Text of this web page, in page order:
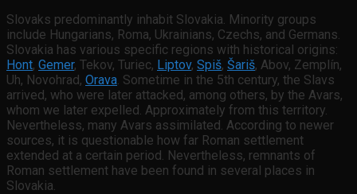
Slovaks predominantly inhabit Slovakia. Minority groups
include Hungarians, Roma, Ukrainians, Czechs, and Germans.
Slovakia has various specific regions with historical origins:
Hont, Gemer, Tekov, Turiec, Liptov, Spiš, Šariš, Abov, Zemplín,
Uh, Novohrad, Orava . Sometime in the 5th century, the Slavs
arrived, who were later attacked, among others, by the Avars,
whom we later expelled. Approximately from this territory.
Nevertheless, many Avars assimilated. According to newer
sources, it is questionable how far Roman settlement
extended at a certain period. Nevertheless, remnants of
Roman settlement have been found in several places in
Slovakia.